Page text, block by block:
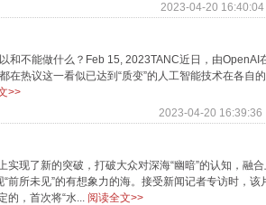
2023-04-20
和不能做什么？Feb 15, 2023TANC近日，由OpenAI
在热议这一看似已达到“质变”的人工智能技术在各自
>>
2023-04-20
现了新的突破，打破大众对深海“幽暗”的认知，融
前所未见”的有想象力的海。接受新闻记者专访时，该
的，首次将“水... 阅读全文>>